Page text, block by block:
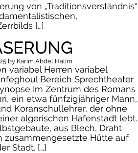
von „Traditionsverständnis“
[…]
by Karim Abdel Halim
variabel Herren variabel
Bereich Sprechtheater
Im Zentrum des Romans
ein etwa fünfzigjähriger Mann,
Koranschullehrer, der ohne
algerischen Hafenstadt lebt.
aus Blech, Draht
zusammengesetzte Hütte auf
Stadt. […]